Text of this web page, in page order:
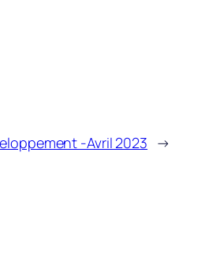
-Avril 2023 →